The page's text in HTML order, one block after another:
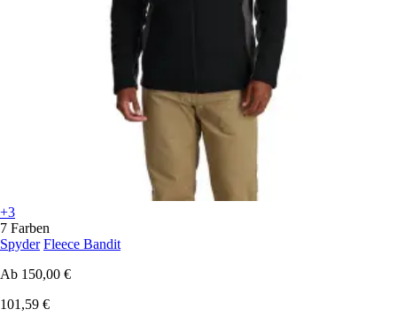
+3
7 Farben
Spyder Fleece Bandit
Ab 150,00 €
101,59 €